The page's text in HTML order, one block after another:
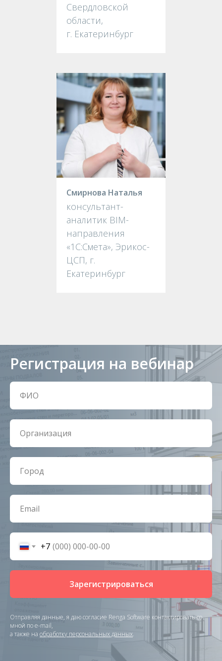
Свердловской
области,
г. Екатеринбург
Смирнова Наталья
консультант-
аналитик BIM-
направления
«1С:Смета», Эрикос-
ЦСП, г.
Екатеринбург
Регистрация на вебинар
+7
Зарегистрироваться
Отправляя данные, я даю согласие Renga Software контактировать со
мной по e-mail,
а также на обработку персональных данных.